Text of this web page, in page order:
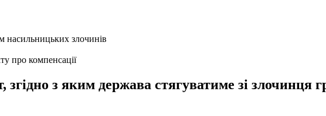
про компенсації
з яким держава стягуватиме зі злочинця